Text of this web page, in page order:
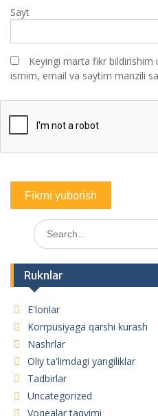
Sayt
Keyingi marta fikr
ismim, email va saytim manzili
Search
for:
Ruknlar
E'lonlar
Korrpusiyaga qarshi kurash
Nashrlar
Oliy ta'limdagi yangiliklar
Tadbirlar
Uncategorized
Voqealar taqvimi